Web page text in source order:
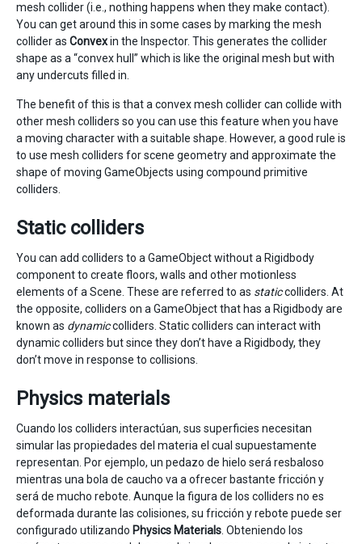
mesh collider (i.e., nothing happens when they make contact).
You can get around this in some cases by marking the mesh
collider as Convexin the Inspector. This generates the collider
shape as a “convex hull” which is like the original mesh but with
any undercuts filled in.
The benefit of this is that a convex mesh collider can collide with
other mesh colliders so you can use this feature when you have
a moving character with a suitable shape. However, a good rule is
to use mesh colliders for scene geometry and approximate the
shape of moving GameObjects using compound primitive
colliders.
Static colliders
You can add colliders to a GameObject without a Rigidbody
component to create floors, walls and other motionless
elements of a Scene. These are referred to as staticcolliders. At
the opposite, colliders on a GameObject that has a Rigidbody are
known as dynamiccolliders. Static colliders can interact with
dynamic colliders but since they don’t have a Rigidbody, they
don’t move in response to collisions.
Physics materials
Cuando los colliders interactúan, sus superficies necesitan
simular las propiedades del materia el cual supuestamente
representan. Por ejemplo, un pedazo de hielo será resbaloso
mientras una bola de caucho va a ofrecer bastante fricción y
será de mucho rebote. Aunque la figura de los colliders no es
deformada durante las colisiones, su fricción y rebote puede ser
configurado utilizando Physics Materials . Obteniendo los